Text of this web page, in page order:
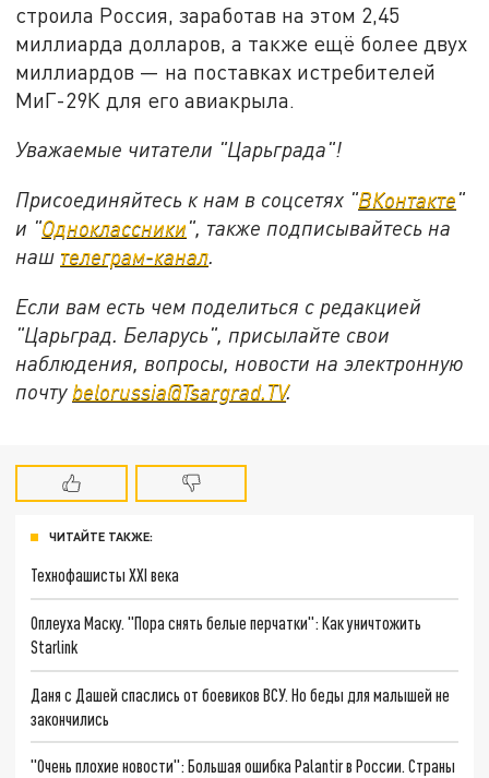
строила Россия, заработав на этом 2,45
миллиарда долларов, а также ещё более двух
миллиардов — на поставках истребителей
МиГ-29К для его авиакрыла.
Уважаемые читатели "Царьграда"!
Присоединяйтесь к нам в соцсетях "ВКонтакте"
и "Одноклассники", также подписывайтесь на
наш телеграм-канал.
Если вам есть чем поделиться с редакцией
"Царьград. Беларусь", присылайте свои
наблюдения, вопросы, новости на электронную
почту belorussia@Tsargrad.TV.
ЧИТАЙТЕ ТАКЖЕ:
Технофашисты XXI века
Оплеуха Маску. "Пора снять белые перчатки": Как уничтожить
Starlink
Даня с Дашей спаслись от боевиков ВСУ. Но беды для малышей не
закончились
"Очень плохие новости": Большая ошибка Palantir в России. Страны